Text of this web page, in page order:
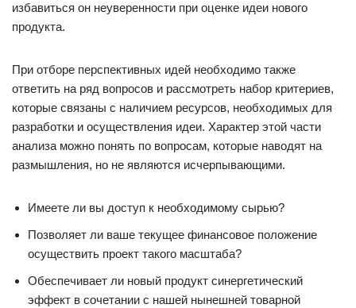
избавиться он неуверенности при оценке идеи нового
продукта.
При отборе перспективных идей необходимо также
ответить на ряд вопросов и рассмотреть набор критериев,
которые связаны с наличием ресурсов, необходимых для
разработки и осуществления идеи. Характер этой части
анализа можно понять по вопросам, которые наводят на
размышления, но не являются исчерпывающими.
Имеете ли вы доступ к необходимому сырью?
Позволяет ли ваше текущее финансовое положение
осуществить проект такого масштаба?
Обеспечивает ли новый продукт синергетический
эффект в сочетании с нашей нынешней товарной